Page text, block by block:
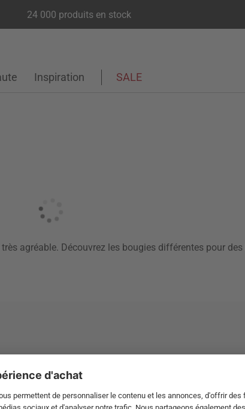
24 000 produits en stock
Inspiration SALE
agréable. Découvrez les bougies différentes pour